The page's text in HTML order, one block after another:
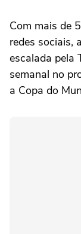
Com mais de
redes sociais,
escalada pela
semanal no
a Copa do